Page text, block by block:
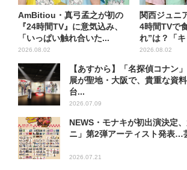
AmBitiou・真弓孟之が初の
『24時間TV』に意気込み、
「いっぱい触れ合いた...
2026.08.02
関西ジュニ
4時間TVで
れ”は？「
良...
2026.08.02
【あすから】「名探偵コナン
展が聖地・大阪で、貴重な資
台...
2026.07.09
NEWS・モナキが初出演決定
ニ」第2弾アーティスト発表…
2026.07.21